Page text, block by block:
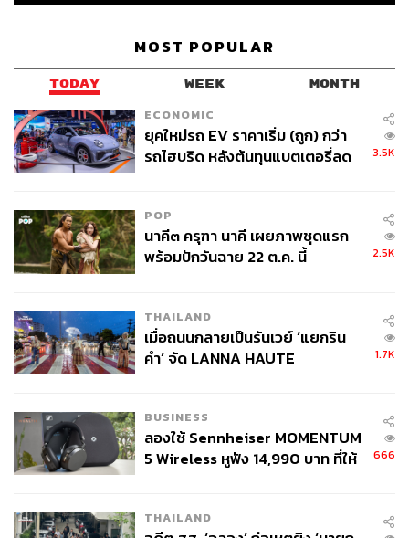
MOST POPULAR
TODAY WEEK MONTH
ECONOMIC
ยุคใหม่รถ EV ราคาเริ่ม (ถูก) กว่า
รถไฮบริด หลังต้นทุนแบตเตอรี่ลด
3.5K
POP
นาคี๓ ครุฑา นาคี เผยภาพชุดแรก
พร้อมปักวันฉาย 22 ต.ค. นี้
2.5K
THAILAND
เมื่อถนนกลายเป็นรันเวย์ ‘แยกริน
คำ’ จัด LANNA HAUTE
1.7K
BUSINESS
ลองใช้ Sennheiser MOMENTUM
5 Wireless หูฟัง 14,990 บาท ที่ให้
666
THAILAND